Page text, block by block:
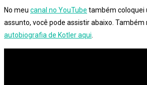
No meu canal no YouTube também coloquei
assunto, você pode assistir abaixo. Também
autobiografia de Kotler aqui